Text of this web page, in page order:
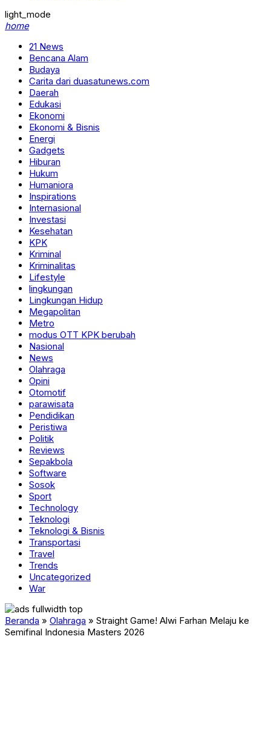
light_mode
home
21 News
Bencana Alam
Budaya
Carita dari duasatunews.com
Daerah
Edukasi
Ekonomi
Ekonomi & Bisnis
Energi
Gadgets
Hiburan
Hukum
Humaniora
Inspirations
Internasional
Investasi
Kesehatan
KPK
Kriminal
Kriminalitas
Lifestyle
lingkungan
Lingkungan Hidup
Megapolitan
Metro
modus OTT KPK berubah
Nasional
News
Olahraga
Opini
Otomotif
parawisata
Pendidikan
Peristiwa
Politik
Reviews
Sepakbola
Software
Sosok
Sport
Technology
Teknologi
Teknologi & Bisnis
Transportasi
Travel
Trends
Uncategorized
War
Beranda » Olahraga » Straight Game! Alwi Farhan Melaju ke
Semifinal Indonesia Masters 2026